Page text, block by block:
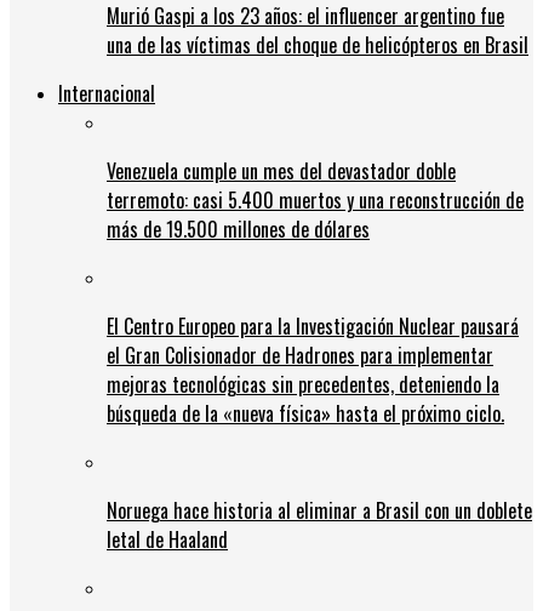
Murió Gaspi a los 23 años: el influencer argentino fue
una de las víctimas del choque de helicópteros en Brasil
Internacional
Venezuela cumple un mes del devastador doble
terremoto: casi 5.400 muertos y una reconstrucción de
más de 19.500 millones de dólares
El Centro Europeo para la Investigación Nuclear pausará
el Gran Colisionador de Hadrones para implementar
mejoras tecnológicas sin precedentes, deteniendo la
búsqueda de la «nueva física» hasta el próximo ciclo.
Noruega hace historia al eliminar a Brasil con un doblete
letal de Haaland